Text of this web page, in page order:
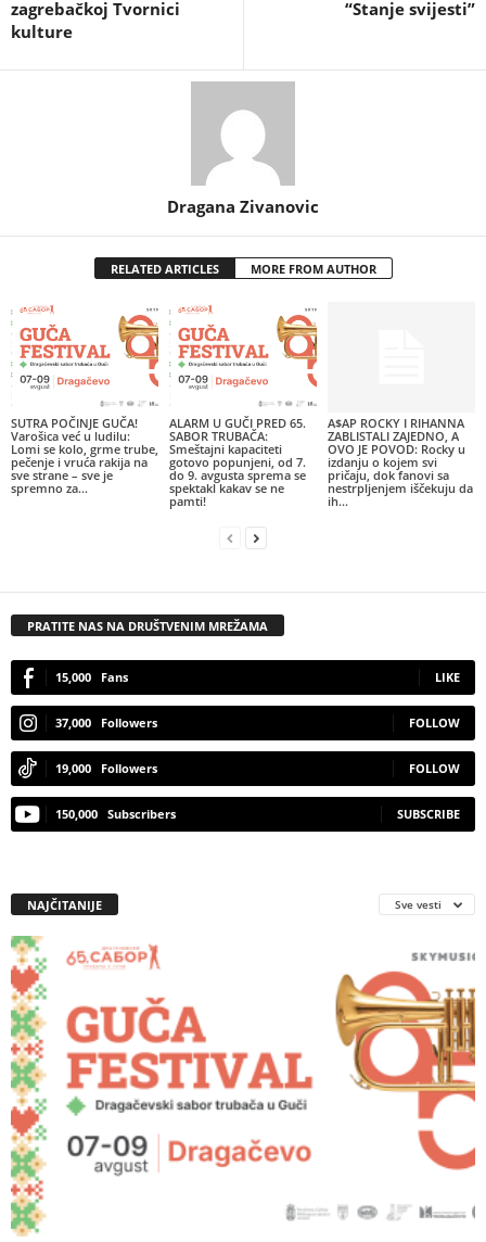
zagrebačkoj Tvornici
kulture
“Stanje svijesti”
Dragana Zivanovic
RELATED ARTICLES MORE FROM AUTHOR
SUTRA POČINJE GUČA!
Varošica već u ludilu:
Lomi se kolo, grme trube,
pečenje i vruća rakija na
sve strane – sve je
spremno za...
ALARM U GUČI PRED 65.
SABOR TRUBAČA:
Smeštajni kapaciteti
gotovo popunjeni, od 7.
do 9. avgusta sprema se
spektakl kakav se ne
pamti!
A$AP ROCKY I RIHANNA
ZABLISTALI ZAJEDNO, A
OVO JE POVOD: Rocky u
izdanju o kojem svi
pričaju, dok fanovi sa
nestrpljenjem iščekuju da
ih...
PRATITE NAS NA DRUŠTVENIM MREŽAMA
15,000 Fans LIKE
37,000 Followers FOLLOW
19,000 Followers FOLLOW
150,000 Subscribers SUBSCRIBE
NAJČITANIJE Sve vesti